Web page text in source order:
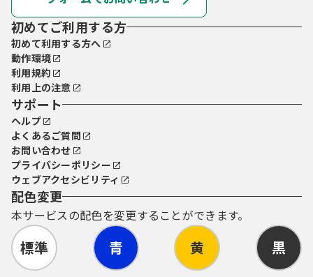
初めてご利用する方
初めて利用する方へ
動作環境
利用規約
利用上の注意
サポート
ヘルプ
よくあるご質問
お問い合わせ
プライバシーポリシー
ウェブアクセシビリティ
配色変更
本サービスの配色を変更することができます。
標準 青 黄 黒